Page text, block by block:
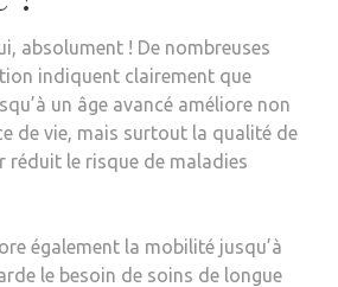
absolument ! De nombreuses
indiquent clairement que
un âge avancé améliore non
de vie, mais surtout la qualité de
réduit le risque de maladies
également la mobilité jusqu’à
le besoin de soins de longue